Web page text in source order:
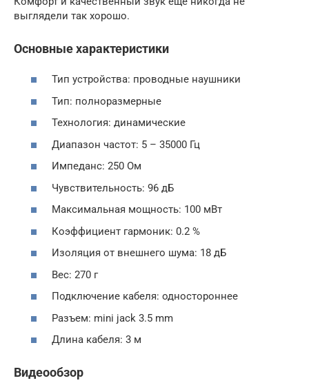
выглядели так хорошо.
Основные характеристики
Тип устройства: проводные наушники
Тип: полноразмерные
Технология: динамические
Диапазон частот: 5 – 35000 Гц
Импеданс: 250 Ом
Чувствительность: 96 дБ
Максимальная мощность: 100 мВт
Коэффициент гармоник: 0.2 %
Изоляция от внешнего шума: 18 дБ
Вес: 270 г
Подключение кабеля: одностороннее
Разъем: mini jack 3.5 mm
Длина кабеля: 3 м
Видеообзор